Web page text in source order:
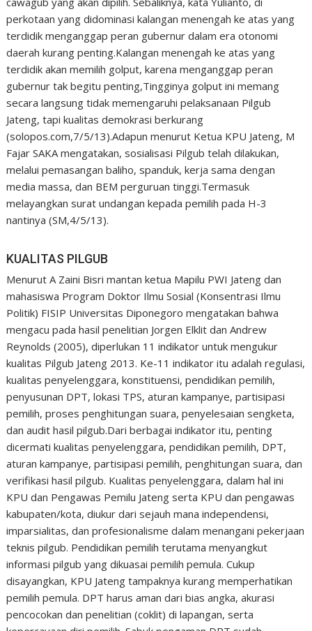
perkotaan yang didominasi kalangan menengah ke atas yang
terdidik menganggap peran gubernur dalam era otonomi
daerah kurang penting.Kalangan menengah ke atas yang
terdidik akan memilih golput, karena menganggap peran
gubernur tak begitu penting,Tingginya golput ini memang
secara langsung tidak memengaruhi pelaksanaan Pilgub
Jateng, tapi kualitas demokrasi berkurang
(solopos.com,7/5/13).Adapun menurut Ketua KPU Jateng, M
Fajar SAKA mengatakan, sosialisasi Pilgub telah dilakukan,
melalui pemasangan baliho, spanduk, kerja sama dengan
media massa, dan BEM perguruan tinggi.Termasuk
melayangkan surat undangan kepada pemilih pada H-3
nantinya (SM,4/5/13).
KUALITAS PILGUB
Menurut A Zaini Bisri mantan ketua Mapilu PWI Jateng dan
mahasiswa Program Doktor Ilmu Sosial (Konsentrasi Ilmu
Politik) FISIP Universitas Diponegoro mengatakan bahwa
mengacu pada hasil penelitian Jorgen Elklit dan Andrew
Reynolds (2005), diperlukan 11 indikator untuk mengukur
kualitas Pilgub Jateng 2013. Ke-11 indikator itu adalah regulasi,
kualitas penyelenggara, konstituensi, pendidikan pemilih,
penyusunan DPT, lokasi TPS, aturan kampanye, partisipasi
pemilih, proses penghitungan suara, penyelesaian sengketa,
dan audit hasil pilgub.Dari berbagai indikator itu, penting
dicermati kualitas penyelenggara, pendidikan pemilih, DPT,
aturan kampanye, partisipasi pemilih, penghitungan suara, dan
verifikasi hasil pilgub. Kualitas penyelenggara, dalam hal ini
KPU dan Pengawas Pemilu Jateng serta KPU dan pengawas
kabupaten/kota, diukur dari sejauh mana independensi,
imparsialitas, dan profesionalisme dalam menangani pekerjaan
teknis pilgub. Pendidikan pemilih terutama menyangkut
informasi pilgub yang dikuasai pemilih pemula. Cukup
disayangkan, KPU Jateng tampaknya kurang memperhatikan
pemilih pemula. DPT harus aman dari bias angka, akurasi
pencocokan dan penelitian (coklit) di lapangan, serta